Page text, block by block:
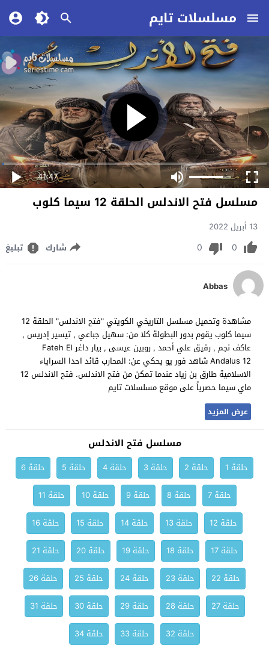
مسلسلات تايم
41:47
مسلسل فتح الاندلس الحلقة 12 سيما كلوب
13 أبريل 2022
0
0 شارك تبليغ
Abbas
مشاهدة وتحميل مسلسل التاريخي الكويتي "فتح الاندلس" الحلقة 12
سيما كلوب يقوم بدور البطولة كلا من: سهيل جباعي , تيسير إدريس ,
عاكف نجم , رفيق علي أحمد , روبين عيسى , بيار داغر Fateh El
Andalus 12 شاهد فور يو يحكي عن: المحارب قائد احدا السراياء
الاسلامية طارق بن زياد عندما تمكن من فتح الاندلس. فتح الاندلس 12
ماي سيما حصرياً على موقع مسلسلات تايم
عرض المزيد
مسلسل فتح الاندلس
حلقة 1 حلقة 2 حلقة 3 حلقة 4 حلقة 5
حلقة 6
حلقة 7
حلقة 8 حلقة 9 حلقة 10
حلقة 11
حلقة 12
حلقة 13 حلقة 14 حلقة 15
حلقة 16
حلقة 17
حلقة 18 حلقة 19 حلقة 20
حلقة 21
حلقة 22
حلقة 23 حلقة 24 حلقة 25
حلقة 26
حلقة 27
حلقة 28 حلقة 29 حلقة 30
حلقة 31
حلقة 32
حلقة 33 حلقة 34